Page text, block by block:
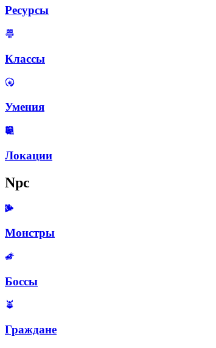
Ресурсы
Классы
Умения
Локации
Npc
Монстры
Боссы
Граждане